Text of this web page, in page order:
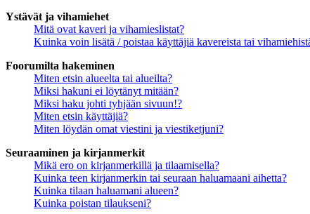
Ystävät ja vihamiehet
Mitä ovat kaveri ja vihamieslistat?
Kuinka voin lisätä / poistaa käyttäjiä kavereista tai
Foorumilta hakeminen
Miten etsin alueelta tai alueilta?
Miksi hakuni ei löytänyt mitään?
Miksi haku johti tyhjään sivuun!?
Miten etsin käyttäjiä?
Miten löydän omat viestini ja viestiketjuni?
Seuraaminen ja kirjanmerkit
Mikä ero on kirjanmerkillä ja tilaamisella?
Kuinka teen kirjanmerkin tai seuraan haluamaani aihetta?
Kuinka tilaan haluamani alueen?
Kuinka poistan tilaukseni?